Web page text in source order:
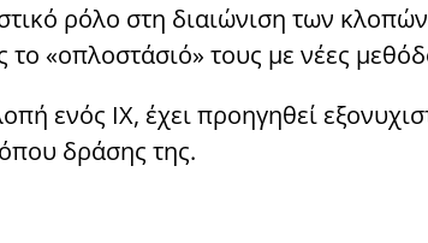
ρόλο στη διαιώνιση των κλοπών
«οπλοστάσιό» τους με νέες
ενός ΙΧ, έχει προηγηθεί
δράσης της.